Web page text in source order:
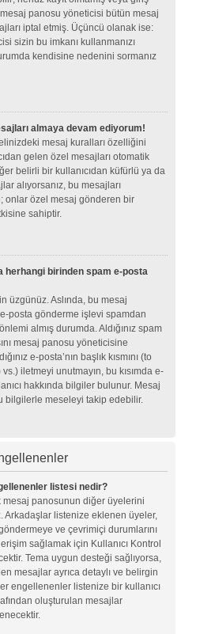
mesaj panosu yöneticisi bütün mesaj
iptal etmiş. Üçüncü olanak ise:
sizin bu imkanı kullanmanızı
kendisine nedenini sormanız
almaya devam ediyorum!
mesaj kuralları özelliğini
gelen özel mesajları otomatik
belirli bir kullanıcıdan küfürlü ya da
alıyorsanız, bu mesajları
onlar özel mesaj gönderen bir
sahiptir.
herhangi birinden spam e-posta
üzgünüz. Aslında, bu mesaj
posta gönderme işlevi spamdan
almış durumda. Aldığınız spam
mesaj panosu yöneticisine
e-posta’nın başlık kısmını (to
iletmeyi unutmayın, bu kısımda e-
hakkında bilgiler bulunur. Mesaj
bilgilerle meseleyi takip edebilir.
listesi nedir?
mesaj panosunun diğer üyelerini
Arkadaşlar listenize eklenen üyeler,
ve çevrimiçi durumlarını
sağlamak için Kullanıcı Kontrol
Tema uygun desteği sağlıyorsa,
mesajlar ayrıca detaylı ve belirgin
engellenenler listenize bir kullanıcı
oluşturulan mesajlar